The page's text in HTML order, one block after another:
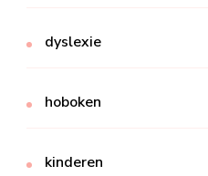
dyslexie
hoboken
kinderen